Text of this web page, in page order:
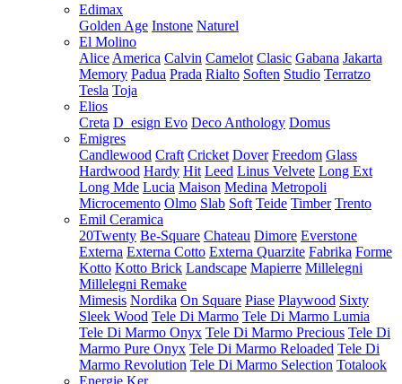
Edimax
Golden Age Instone Naturel
El Molino
Alice America Calvin Camelot Clasic Gabana Jakarta
Memory Padua Prada Rialto Soften Studio Terratzo
Tesla Toja
Elios
Creta D_esign Evo Deco Anthology Domus
Emigres
Candlewood Craft Cricket Dover Freedom Glass
Hardwood Hardy Hit Leed Linus Velvete Long Ext
Long Mde Lucia Maison Medina Metropoli
Microcemento Olmo Slab Soft Teide Timber Trento
Emil Ceramica
20Twenty Be-Square Chateau Dimore Everstone
Externa Externa Cotto Externa Quarzite Fabrika Forme
Kotto Kotto Brick Landscape Mapierre Millelegni
Millelegni Remake
Mimesis Nordika On Square Piase Playwood Sixty
Sleek Wood Tele Di Marmo Tele Di Marmo Lumia
Tele Di Marmo Onyx Tele Di Marmo Precious Tele Di
Marmo Pure Onyx Tele Di Marmo Reloaded Tele Di
Marmo Revolution Tele Di Marmo Selection Totalook